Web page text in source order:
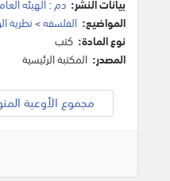
بيانات النشر: دم:الهيئه
المواضيع: الفلسفه>نظرية
نوع المادة: كتب
المصدر: المكتبة الرئيسية
مجموع الأوعية